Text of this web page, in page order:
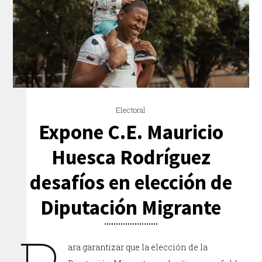
Electoral
Expone C.E. Mauricio
Huesca Rodríguez
desafíos en elección de
Diputación Migrante
ara garantizar que la elección de la